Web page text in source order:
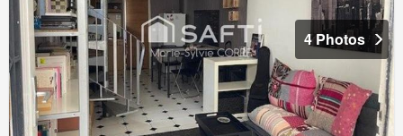
4 Photos